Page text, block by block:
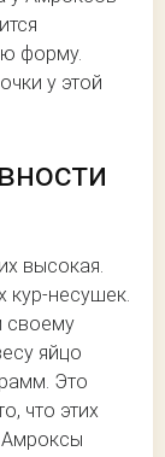
форму.
у этой
высокая.
кур-несушек.
своему
яйцо
Это
что этих
Амроксы